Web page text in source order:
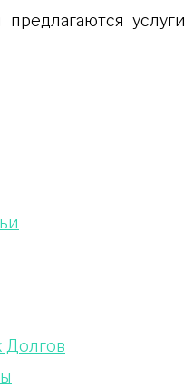
услуги
Долгов